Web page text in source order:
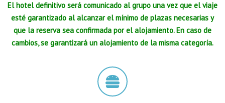
El hotel definitivo será comunicado al grupo una vez que el viaje
esté garantizado al alcanzar el mínimo de plazas necesarias y
que la reserva sea confirmada por el alojamiento. En caso de
cambios, se garantizará un alojamiento de la misma categoría.